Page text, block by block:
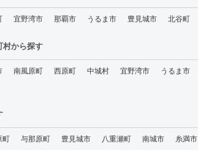
宜野湾市 那覇市 うるま市 豊見城市 北谷町
村から探す
南風原町 西原町 中城村 宜野湾市 うるま市
町 与那原町 豊見城市 八重瀬町 南城市 糸満市